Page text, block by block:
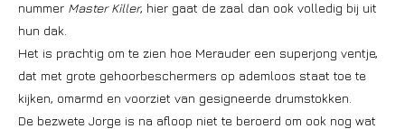
nummer Master Killer, hier gaat de zaal dan ook volledig bij uit
hun dak.
Het is prachtig om te zien hoe Merauder een superjong ventje,
dat met grote gehoorbeschermers op ademloos staat toe te
kijken, omarmd en voorziet van gesigneerde drumstokken.
De bezwete Jorge is na afloop niet te beroerd om ook nog wat